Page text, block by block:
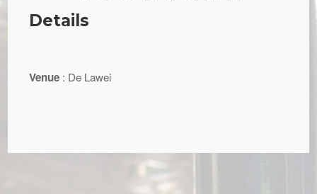
Details
Venue : De Lawei